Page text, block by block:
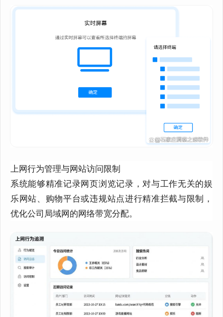
上网行为管理与网站访问限制
系统能够精准记录网页浏览记录，对与工作无关的娱
乐网站、购物平台或违规站点进行精准拦截与限制，
优化公司局域网的网络带宽分配。